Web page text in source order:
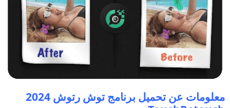
معلومات عن تحميل برنامج توش رتوش 2024